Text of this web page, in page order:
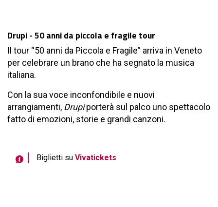
Drupi - 50 anni da piccola e fragile tour
Il tour “50 anni da Piccola e Fragile” arriva in Veneto
per celebrare un brano che ha segnato la musica
italiana.
Con la sua voce inconfondibile e nuovi
arrangiamenti, Drupiporterà sul palco uno spettacolo
fatto di emozioni, storie e grandi canzoni.
Biglietti suVivatickets